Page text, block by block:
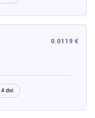
0.0119 €
dni